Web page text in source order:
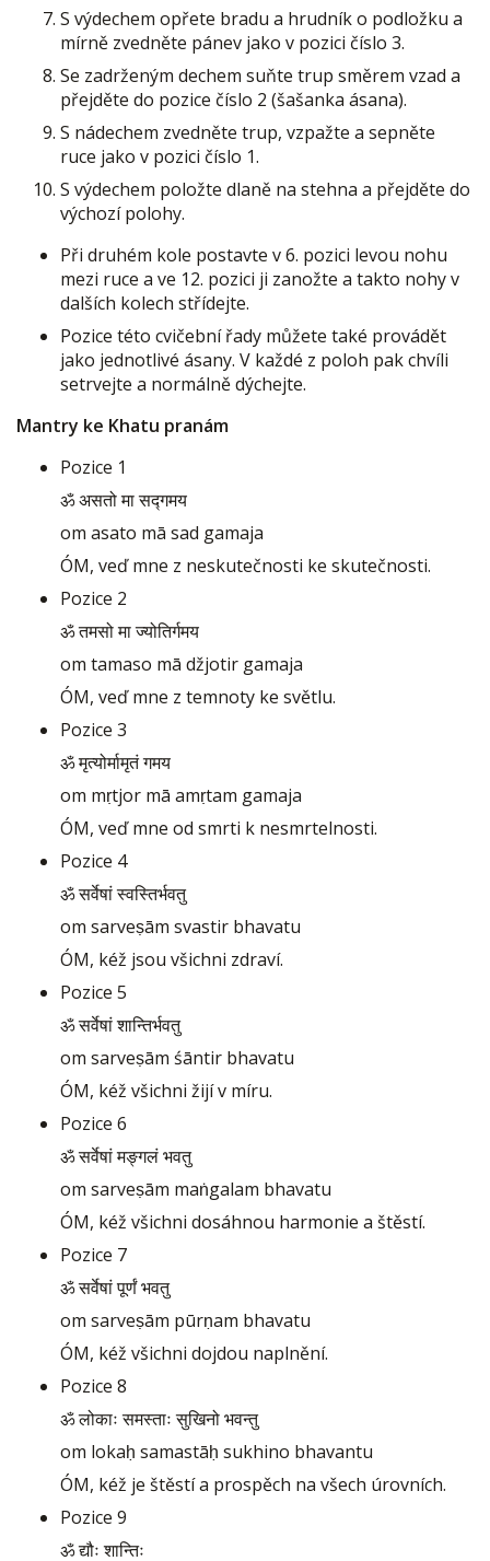
S výdechem opřete bradu a hrudník o podložku a
mírně zvedněte pánev jako v pozici číslo 3.
Se zadrženým dechem suňte trup směrem vzad a
přejděte do pozice číslo 2 (šašanka ásana).
S nádechem zvedněte trup, vzpažte a sepněte
ruce jako v pozici číslo 1.
S výdechem položte dlaně na stehna a přejděte do
výchozí polohy.
Při druhém kole postavte v 6. pozici levou nohu
mezi ruce a ve 12. pozici ji zanožte a takto nohy v
dalších kolech střídejte.
Pozice této cvičební řady můžete také provádět
jako jednotlivé ásany. V každé z poloh pak chvíli
setrvejte a normálně dýchejte.
Mantry ke Khatu pranám
Pozice 1
ॐ असतो मा सद्गमय
om asato mā sad gamaja
ÓM, veď mne z neskutečnosti ke skutečnosti.
Pozice 2
ॐ तमसो मा ज्योतिर्गमय
om tamaso mā džjotir gamaja
ÓM, veď mne z temnoty ke světlu.
Pozice 3
ॐ मृत्योर्मामृतं गमय
om mṛtjor mā amṛtam gamaja
ÓM, veď mne od smrti k nesmrtelnosti.
Pozice 4
ॐ सर्वेषां स्वस्तिर्भवतु
om sarveṣām svastir bhavatu
ÓM, kéž jsou všichni zdraví.
Pozice 5
ॐ सर्वेषां शान्तिर्भवतु
om sarveṣām śāntir bhavatu
ÓM, kéž všichni žijí v míru.
Pozice 6
ॐ सर्वेषां मङ्गलं भवतु
om sarveṣām maṅgalam bhavatu
ÓM, kéž všichni dosáhnou harmonie a štěstí.
Pozice 7
ॐ सर्वेषां पूर्णं भवतु
om sarveṣām pūrṇam bhavatu
ÓM, kéž všichni dojdou naplnění.
Pozice 8
ॐ लोकाः समस्ताः सुखिनो भवन्तु
om lokaḥ samastāḥ sukhino bhavantu
ÓM, kéž je štěstí a prospěch na všech úrovních.
Pozice 9
ॐ द्यौः शान्तिः